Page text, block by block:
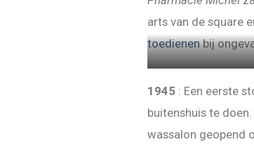
arts van de square
toedienenbij
1945 : Een eerste
buitenshuis te
wassalon geopend